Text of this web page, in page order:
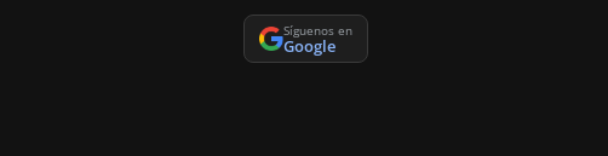
Síguenos en
Google